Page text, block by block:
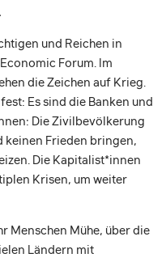
und Reichen in
Forum. Im
die Zeichen auf Krieg.
Es sind die Banken und
Die Zivilbevölkerung
keinen Frieden bringen,
Die Kapitalist*innen
Krisen, um weiter
Menschen Mühe, über die
Ländern mit